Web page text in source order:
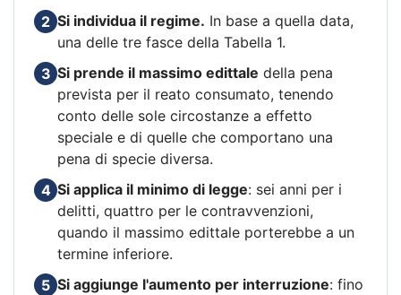
2 Si individua il regime. In base a quella data,
una delle tre fasce della Tabella 1.
3 Si prende il massimo edittale della pena
prevista per il reato consumato, tenendo
conto delle sole circostanze a effetto
speciale e di quelle che comportano una
pena di specie diversa.
4 Si applica il minimo di legge: sei anni per i
delitti, quattro per le contravvenzioni,
quando il massimo edittale porterebbe a un
termine inferiore.
5 Si aggiunge l'aumento per interruzione: fino